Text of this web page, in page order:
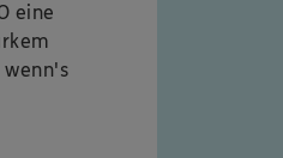
eine